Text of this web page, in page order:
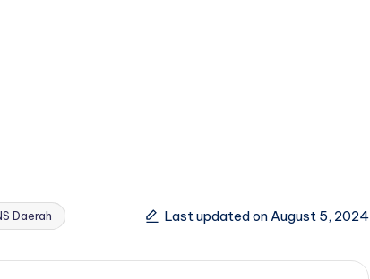
Daerah Last updated on August 5, 2024